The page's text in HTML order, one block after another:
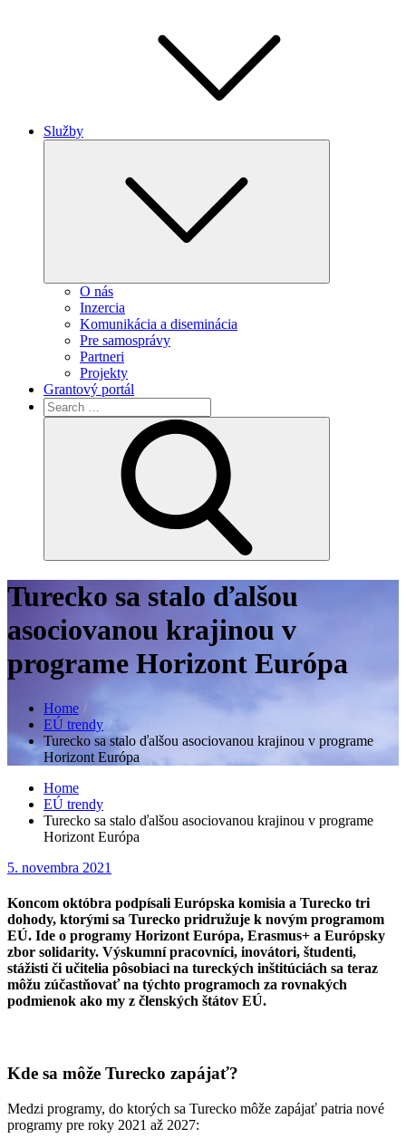
Služby
O nás
Inzercia
Komunikácia a diseminácia
Pre samosprávy
Partneri
Projekty
Grantový portál
Search
for:
Turecko sa stalo ďalšou
asociovanou krajinou v
programe Horizont Európa
Home
EÚ trendy
Turecko sa stalo ďalšou asociovanou krajinou v programe
Horizont Európa
Home
EÚ trendy
Turecko sa stalo ďalšou asociovanou krajinou v programe
Horizont Európa
Posted
5. novembra 2021
Koncom októbra podpísali Európska komisia a Turecko tri
dohody, ktorými sa Turecko pridružuje k novým programom
EÚ. Ide o programy Horizont Európa, Erasmus+ a Európsky
zbor solidarity. Výskumní pracovníci, inovátori, študenti,
stážisti či učitelia pôsobiaci na tureckých inštitúciách sa teraz
môžu zúčastňovať na týchto programoch za rovnakých
podmienok ako my z členských štátov EÚ.
Kde sa môže Turecko zapájať?
Medzi programy, do ktorých sa Turecko môže zapájať patria nové
programy pre roky 2021 až 2027: